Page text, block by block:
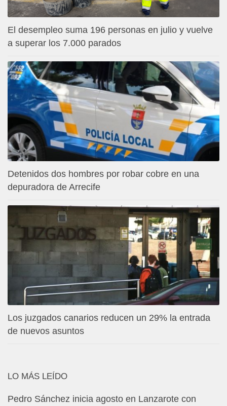
El desempleo suma 196 personas en julio y vuelve
a superar los 7.000 parados
Detenidos dos hombres por robar cobre en una
depuradora de Arrecife
Los juzgados canarios reducen un 29% la entrada
de nuevos asuntos
LO MÁS LEÍDO
Pedro Sánchez inicia agosto en Lanzarote con